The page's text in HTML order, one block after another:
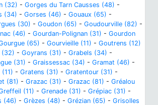
(32) - Gorges du Tarn Causses (48) -
(34) - Gorses (46) - Gouaux (65) -
(30) - Goudon (65) - Goudourville (82) -
(46) - Gourdan-Polignan (31) - Gourdon
(65) - Gourvieille (11) - Goutrens (12)
(32) - Goyrans (31) - Grabels (34) -
(31) - Graissessac (34) - Gramat (46) -
- Gratens (31) - Gratentour (31) -
(81) - Grazac (31) - Grazac (81) - Gréalou
(11) - Grenade (31) - Grépiac (31) -
(46) - Grèzes (48) - Grézian (65) - Grisolles